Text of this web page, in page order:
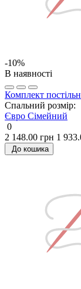
-10%
В наявності
Комплект
Спальний розмір:
Євро Сімейний
0
2 148.00 грн 1
До кошика